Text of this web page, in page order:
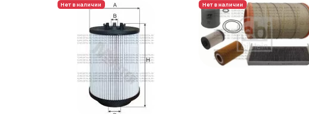
Нет в наличии Нет в наличии